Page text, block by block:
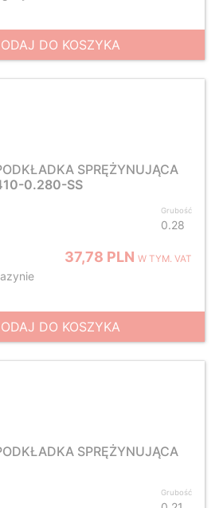
DO KOSZYKA
SPRĘŻYNUJĄCA
0.280-SS
Grubość
0.28
37,78 PLNW TYM. VAT
DO KOSZYKA
SPRĘŻYNUJĄCA
Grubość